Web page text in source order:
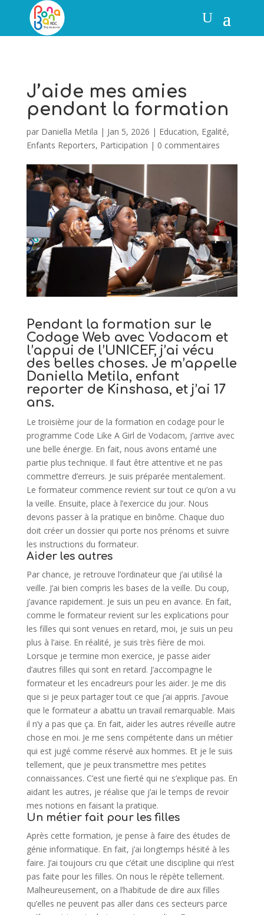
J’aide mes amies
pendant la formation
par Daniella Metila | Jan 5, 2026 | Education, Egalité,
Enfants Reporters, Participation | 0 commentaires
Pendant la formation sur le
Codage Web avec Vodacom et
l’appui de l’UNICEF, j’ai vécu
des belles choses. Je m’appelle
Daniella Metila, enfant
reporter de Kinshasa, et j’ai 17
ans.
Le troisième jour de la formation en codage pour le
programme Code Like A Girl de Vodacom, j’arrive avec
une belle énergie. En fait, nous avons entamé une
partie plus technique. Il faut être attentive et ne pas
commettre d’erreurs. Je suis préparée mentalement.
Le formateur commence revient sur tout ce qu’on a vu
la veille. Ensuite, place à l’exercice du jour. Nous
devons passer à la pratique en binôme. Chaque duo
doit créer un dossier qui porte nos prénoms et suivre
les instructions du formateur.
Aider les autres
Par chance, je retrouve l’ordinateur que j’ai utilisé la
veille. J’ai bien compris les bases de la veille. Du coup,
j’avance rapidement. Je suis un peu en avance. En fait,
comme le formateur revient sur les explications pour
les filles qui sont venues en retard, moi, je suis un peu
plus à l’aise. En réalité, je suis très fière de moi.
Lorsque je termine mon exercice, je passe aider
d’autres filles qui sont en retard. J’accompagne le
formateur et les encadreurs pour les aider. Je me dis
que si je peux partager tout ce que j’ai appris. J’avoue
que le formateur a abattu un travail remarquable. Mais
il n’y a pas que ça. En fait, aider les autres réveille autre
chose en moi. Je me sens compétente dans un métier
qui est jugé comme réservé aux hommes. Et je le suis
tellement, que je peux transmettre mes petites
connaissances. C’est une fierté qui ne s’explique pas. En
aidant les autres, je réalise que j’ai le temps de revoir
mes notions en faisant la pratique.
Un métier fait pour les filles
Après cette formation, je pense à faire des études de
génie informatique. En fait, j’ai longtemps hésité à les
faire. J’ai toujours cru que c’était une discipline qui n’est
pas faite pour les filles. On nous le répète tellement.
Malheureusement, on a l’habitude de dire aux filles
qu’elles ne peuvent pas aller dans ces secteurs parce